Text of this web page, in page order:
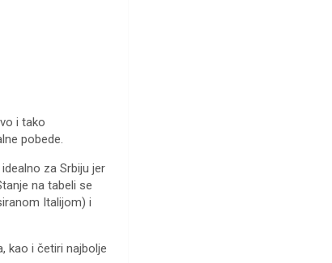
i tako
pobede.
za Srbiju jer
na tabeli se
Italijom) i
kao i četiri najbolje